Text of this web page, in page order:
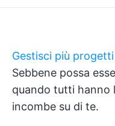
Gestisci più progetti
Sebbene possa
quando tutti hanno
incombe su di te.